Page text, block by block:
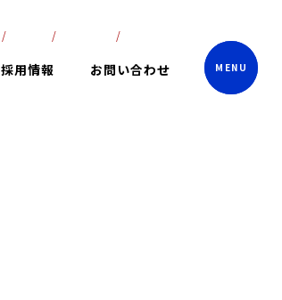
採用情報 お問い合わせ